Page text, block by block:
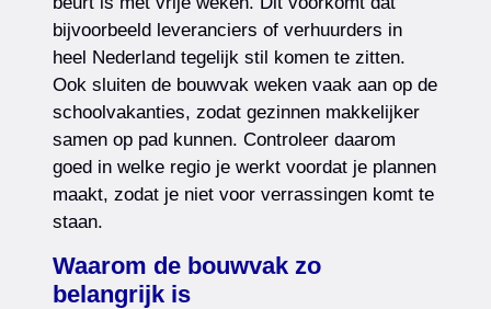
bijvoorbeeld leveranciers of verhuurders in
heel Nederland tegelijk stil komen te zitten.
Ook sluiten de bouwvak weken vaak aan op de
schoolvakanties, zodat gezinnen makkelijker
samen op pad kunnen. Controleer daarom
goed in welke regio je werkt voordat je plannen
maakt, zodat je niet voor verrassingen komt te
staan.
Waarom de bouwvak zo
belangrijk is